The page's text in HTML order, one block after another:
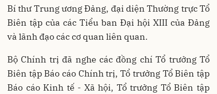
Bí thư Trung ương Đảng, đại diện Thường trực Tổ
Biên tập của các Tiểu ban Đại hội XIII của Đảng
và lãnh đạo các cơ quan liên quan.
Bộ Chính trị đã nghe các đồng chí Tổ trưởng Tổ
Biên tập Báo cáo Chính trị, Tổ trưởng Tổ Biên tập
Báo cáo Kinh tế - Xã hội, Tổ trưởng Tổ Biên tập